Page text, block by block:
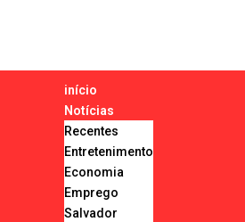
início
Notícias
Recentes
Entretenimento
Economia
Emprego
Salvador